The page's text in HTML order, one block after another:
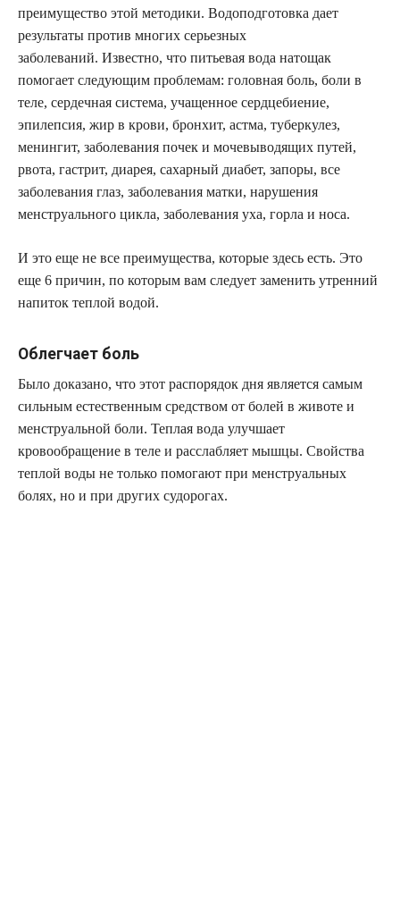
преимущество этой методики. Водоподготовка дает
результаты против многих серьезных
заболеваний. Известно, что питьевая вода натощак
помогает следующим проблемам: головная боль, боли в
теле, сердечная система, учащенное сердцебиение,
эпилепсия, жир в крови, бронхит, астма, туберкулез,
менингит, заболевания почек и мочевыводящих путей,
рвота, гастрит, диарея, сахарный диабет, запоры, все
заболевания глаз, заболевания матки, нарушения
менструального цикла, заболевания уха, горла и носа.
И это еще не все преимущества, которые здесь есть. Это
еще 6 причин, по которым вам следует заменить утренний
напиток теплой водой.
Облегчает боль
Было доказано, что этот распорядок дня является самым
сильным естественным средством от болей в животе и
менструальной боли. Теплая вода улучшает
кровообращение в теле и расслабляет мышцы. Свойства
теплой воды не только помогают при менструальных
болях, но и при других судорогах.